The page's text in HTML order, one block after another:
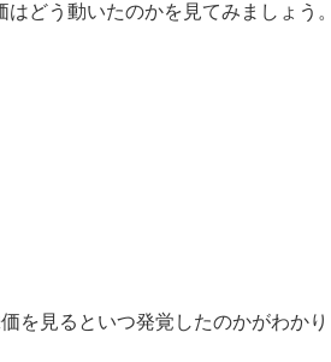
どう動いたのかを見てみましょう。
を見るといつ発覚したのかがわか